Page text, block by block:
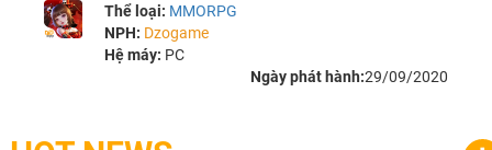
Thể loại: MMORPG
NPH: Dzogame
Hệ máy: PC
Ngày phát hành:29/09/2020